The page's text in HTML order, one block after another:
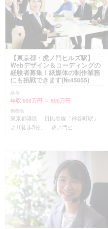
【東京都・虎ノ門ヒルズ駅】
Webデザイン＆コーディングの
経験者募集！紙媒体の制作業務
にも挑戦できます(№45055)
給与
年収 500万円 ～ 800万円
勤務地
東京都港区 日比谷線「神谷町駅」
より徒歩5分、「虎ノ門ヒ...